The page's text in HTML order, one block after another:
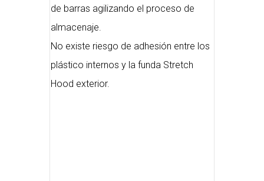
de barras agilizando el proceso de
almacenaje.
No existe riesgo de adhesión entre los
plástico internos y la funda Stretch
Hood exterior.